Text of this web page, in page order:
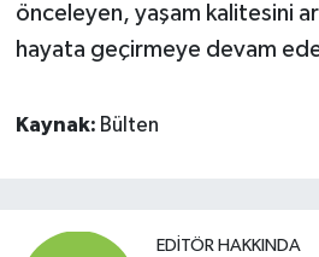
önceleyen, yaşam kalitesini
hayata geçirmeye devam
Kaynak: Bülten
EDITÖR HAKKINDA